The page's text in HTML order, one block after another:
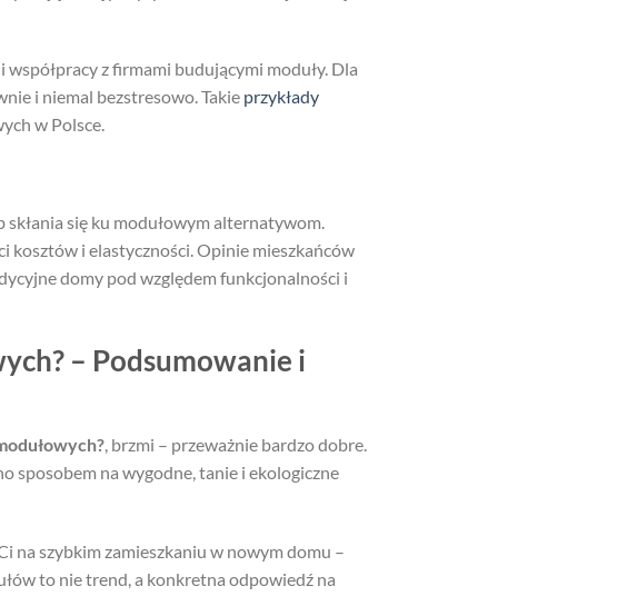
z firmami budującymi moduły. Dla
i niemal bezstresowo. Takie przykłady
w Polsce.
się ku modułowym alternatywom.
kosztów i elastyczności. Opinie mieszkańców
domy pod względem funkcjonalności i
– Podsumowanie i
, brzmi – przeważnie bardzo dobre.
sposobem na wygodne, tanie i ekologiczne
na szybkim zamieszkaniu w nowym domu –
to nie trend, a konkretna odpowiedź na